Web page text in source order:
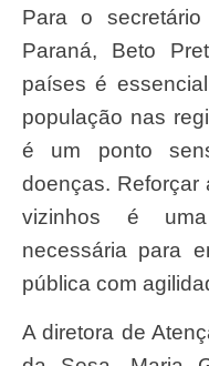
Para o secretário de Estado da Saúde do
Paraná, Beto
países é
população nas
é um ponto
doenças. Reforçar
vizinhos é
necessária para
pública com
A diretora de Atenção em Vigilância em Saúde